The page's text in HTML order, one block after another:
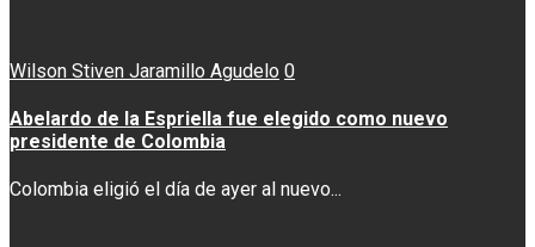
Wilson Stiven Jaramillo Agudelo 0
Abelardo de la Espriella fue elegido como nuevo
presidente de Colombia
Colombia eligió el día de ayer al nuevo...